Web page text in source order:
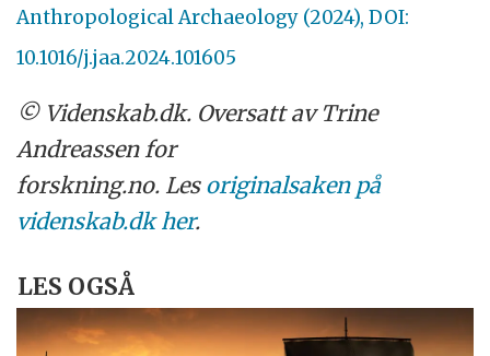
Anthropological Archaeology (2024), DOI:
10.1016/j.jaa.2024.101605
© Videnskab.dk. Oversatt av Trine
Andreassen for
forskning.no. Les originalsaken på
videnskab.dk her.
LES OGSÅ